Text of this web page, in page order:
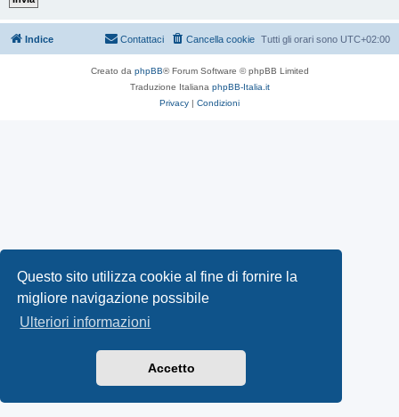
Questo sito utilizza cookie al fine di fornire la
migliore navigazione possibile
Ulteriori informazioni
Accetto
Indice Tutti gli orari sono UTC+02:00
Cancella cookie
Contattaci
Creato da phpBB® Forum Software © phpBB Limited
Traduzione Italiana phpBB-Italia.it
Privacy | Condizioni